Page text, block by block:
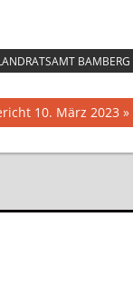
BAMBERG
10. März 2023